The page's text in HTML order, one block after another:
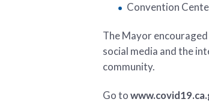
Convention
The Mayor
social media and the
community.
Go to